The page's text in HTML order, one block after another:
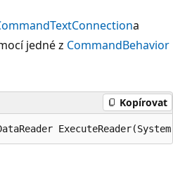
Connectiona
jedné z CommandBehavior
Kopírovat